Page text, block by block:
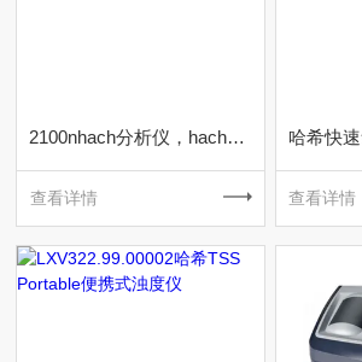
2100nhach分析仪，hach余氯分析仪
查看详情 查看详情